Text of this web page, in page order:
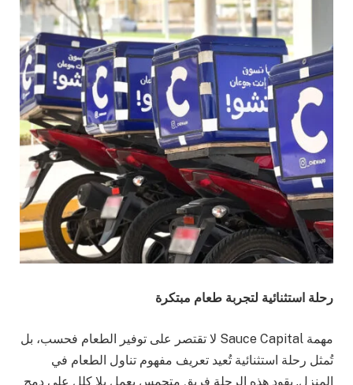
رحلة استثنائية لتجربة طعام مبتكرة
مهمة Sauce Capital لا تقتصر على توفير الطعام فحسب، بل
تُمثل رحلة استثنائية تُعيد تعريف مفهوم تناول الطعام في
المنزل. يقود هذه الرحلة فريق متحمس يعمل بلا كلل على دمج